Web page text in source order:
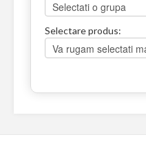
Selectare produs: